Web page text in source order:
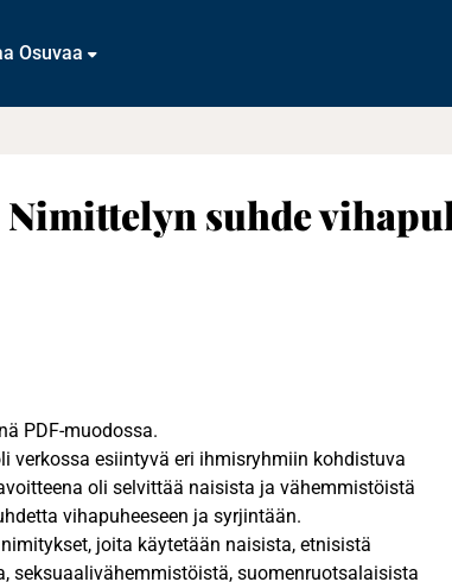
Osuvaa
suhde
PDF-muodossa.
verkossa esiintyvä eri ihmisryhmiin kohdistuva
oli selvittää naisista ja vähemmistöistä
vihapuheeseen ja syrjintään.
joita käytetään naisista, etnisistä
seksuaalivähemmistöistä, suomenruotsalaisista